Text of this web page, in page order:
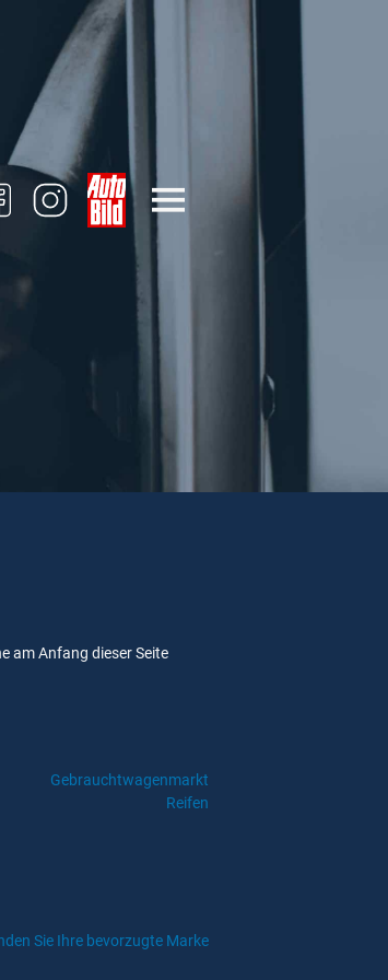
am Anfang dieser Seite
Gebrauchtwagenmarkt
Reifen
Sie Ihre bevorzugte Marke